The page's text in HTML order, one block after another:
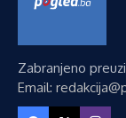
Zabranjeno
Email: